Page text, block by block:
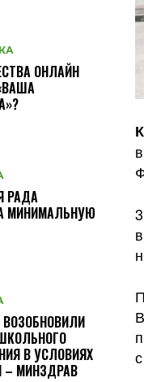
ОНЛАЙН
РАДА
МИНИМАЛЬНУЮ
ВОЗОБНОВИЛИ
В УСЛОВИЯХ
– МИНЗДРАВ